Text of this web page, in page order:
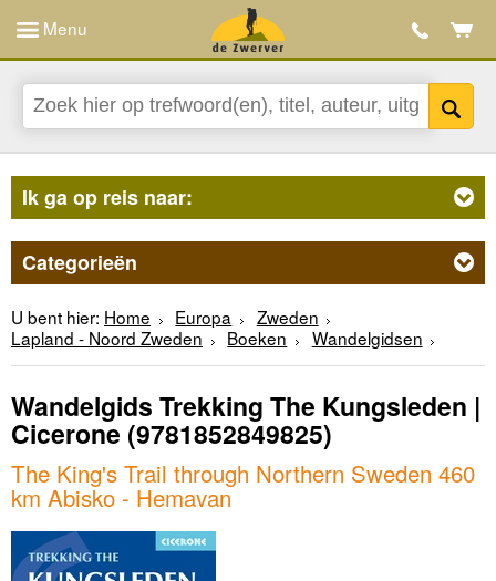
Menu
Ik ga op reis naar:
Categorieën
U bent hier: Home Europa
Zweden
Lapland - Noord Zweden
Boeken Wandelgidsen
Wandelgids Trekking The Kungsleden |
Cicerone (9781852849825)
The King's Trail through Northern Sweden 460
km Abisko - Hemavan